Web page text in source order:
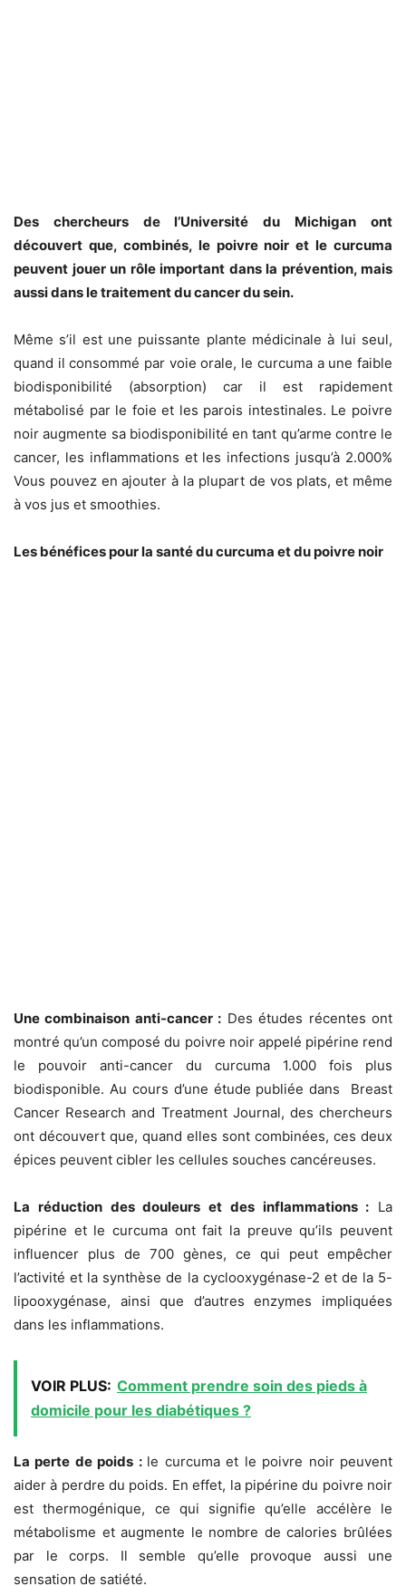
Des chercheurs de l’Université du Michigan ont
découvert que, combinés, le poivre noir et le curcuma
peuvent jouer un rôle important dans la prévention, mais
aussi dans le traitement du cancer du sein.
Même s’il est une puissante plante médicinale à lui seul,
quand il consommé par voie orale, le curcuma a une faible
biodisponibilité (absorption) car il est rapidement
métabolisé par le foie et les parois intestinales. Le poivre
noir augmente sa biodisponibilité en tant qu’arme contre le
cancer, les inflammations et les infections jusqu’à 2.000%
Vous pouvez en ajouter à la plupart de vos plats, et même
à vos jus et smoothies.
Les bénéfices pour la santé du curcuma et du poivre noir
Une combinaison anti-cancer : Des études récentes ont
montré qu’un composé du poivre noir appelé pipérine rend
le pouvoir anti-cancer du curcuma 1.000 fois plus
biodisponible. Au cours d’une étude publiée dans Breast
Cancer Research and Treatment Journal, des chercheurs
ont découvert que, quand elles sont combinées, ces deux
épices peuvent cibler les cellules souches cancéreuses.
La réduction des douleurs et des inflammations : La
pipérine et le curcuma ont fait la preuve qu’ils peuvent
influencer plus de 700 gènes, ce qui peut empêcher
l’activité et la synthèse de la cyclooxygénase-2 et de la 5-
lipooxygénase, ainsi que d’autres enzymes impliquées
dans les inflammations.
VOIR PLUS: Comment prendre soin des pieds à
domicile pour les diabétiques ?
La perte de poids : le curcuma et le poivre noir peuvent
aider à perdre du poids. En effet, la pipérine du poivre noir
est thermogénique, ce qui signifie qu’elle accélère le
métabolisme et augmente le nombre de calories brûlées
par le corps. Il semble qu’elle provoque aussi une
sensation de satiété.